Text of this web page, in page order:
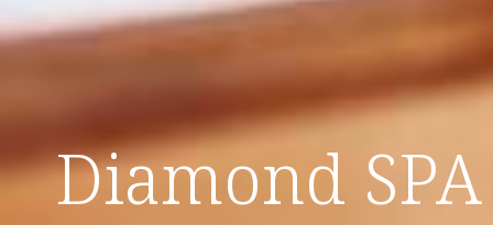
Diamond SPA